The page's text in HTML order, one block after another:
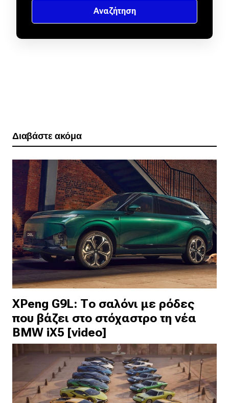
Διαβάστε ακόμα
XPeng G9L: Το σαλόνι με ρόδες
που βάζει στο στόχαστρο τη νέα
BMW iX5 [video]